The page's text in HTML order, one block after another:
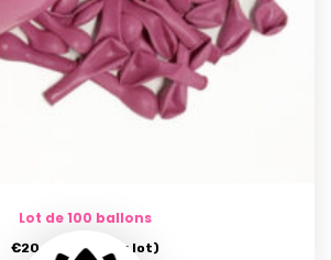
Lot de 100 ballons
€20.00 (prix par lot)